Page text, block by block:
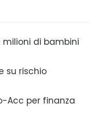
milioni di bambini
su rischio
Acc per finanza